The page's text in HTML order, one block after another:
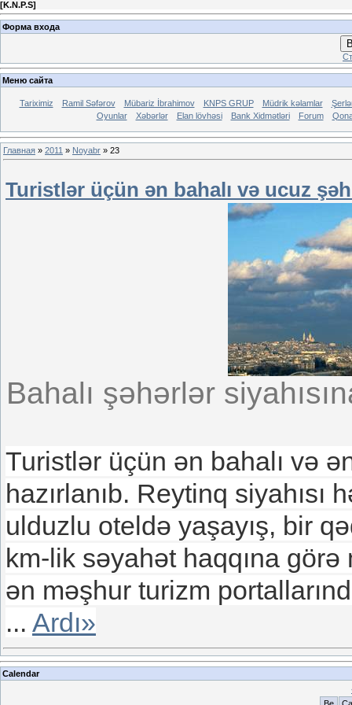
[K.N.P.S]
Форма входа
Меню сайта
Tariximiz Ramil Səfərov Mübariz İbrahimov KNPS GRUP Müdrik kəlamlar
Oyunlar
Xəbərlər Elan lövhəsi Bank Xidmətləri Forum
Главная » 2011 » Noyabr » 23
Turistlər üçün ən bahalı və ucuz
Bahalı şəhərlər
Turistlər üçün ən bahalı və
hazırlanıb. Reytinq
ulduzlu oteldə yaşayış, bir
km-lik səyahət haqqına görə
ən məşhur turizm
... Ardı»
Calendar